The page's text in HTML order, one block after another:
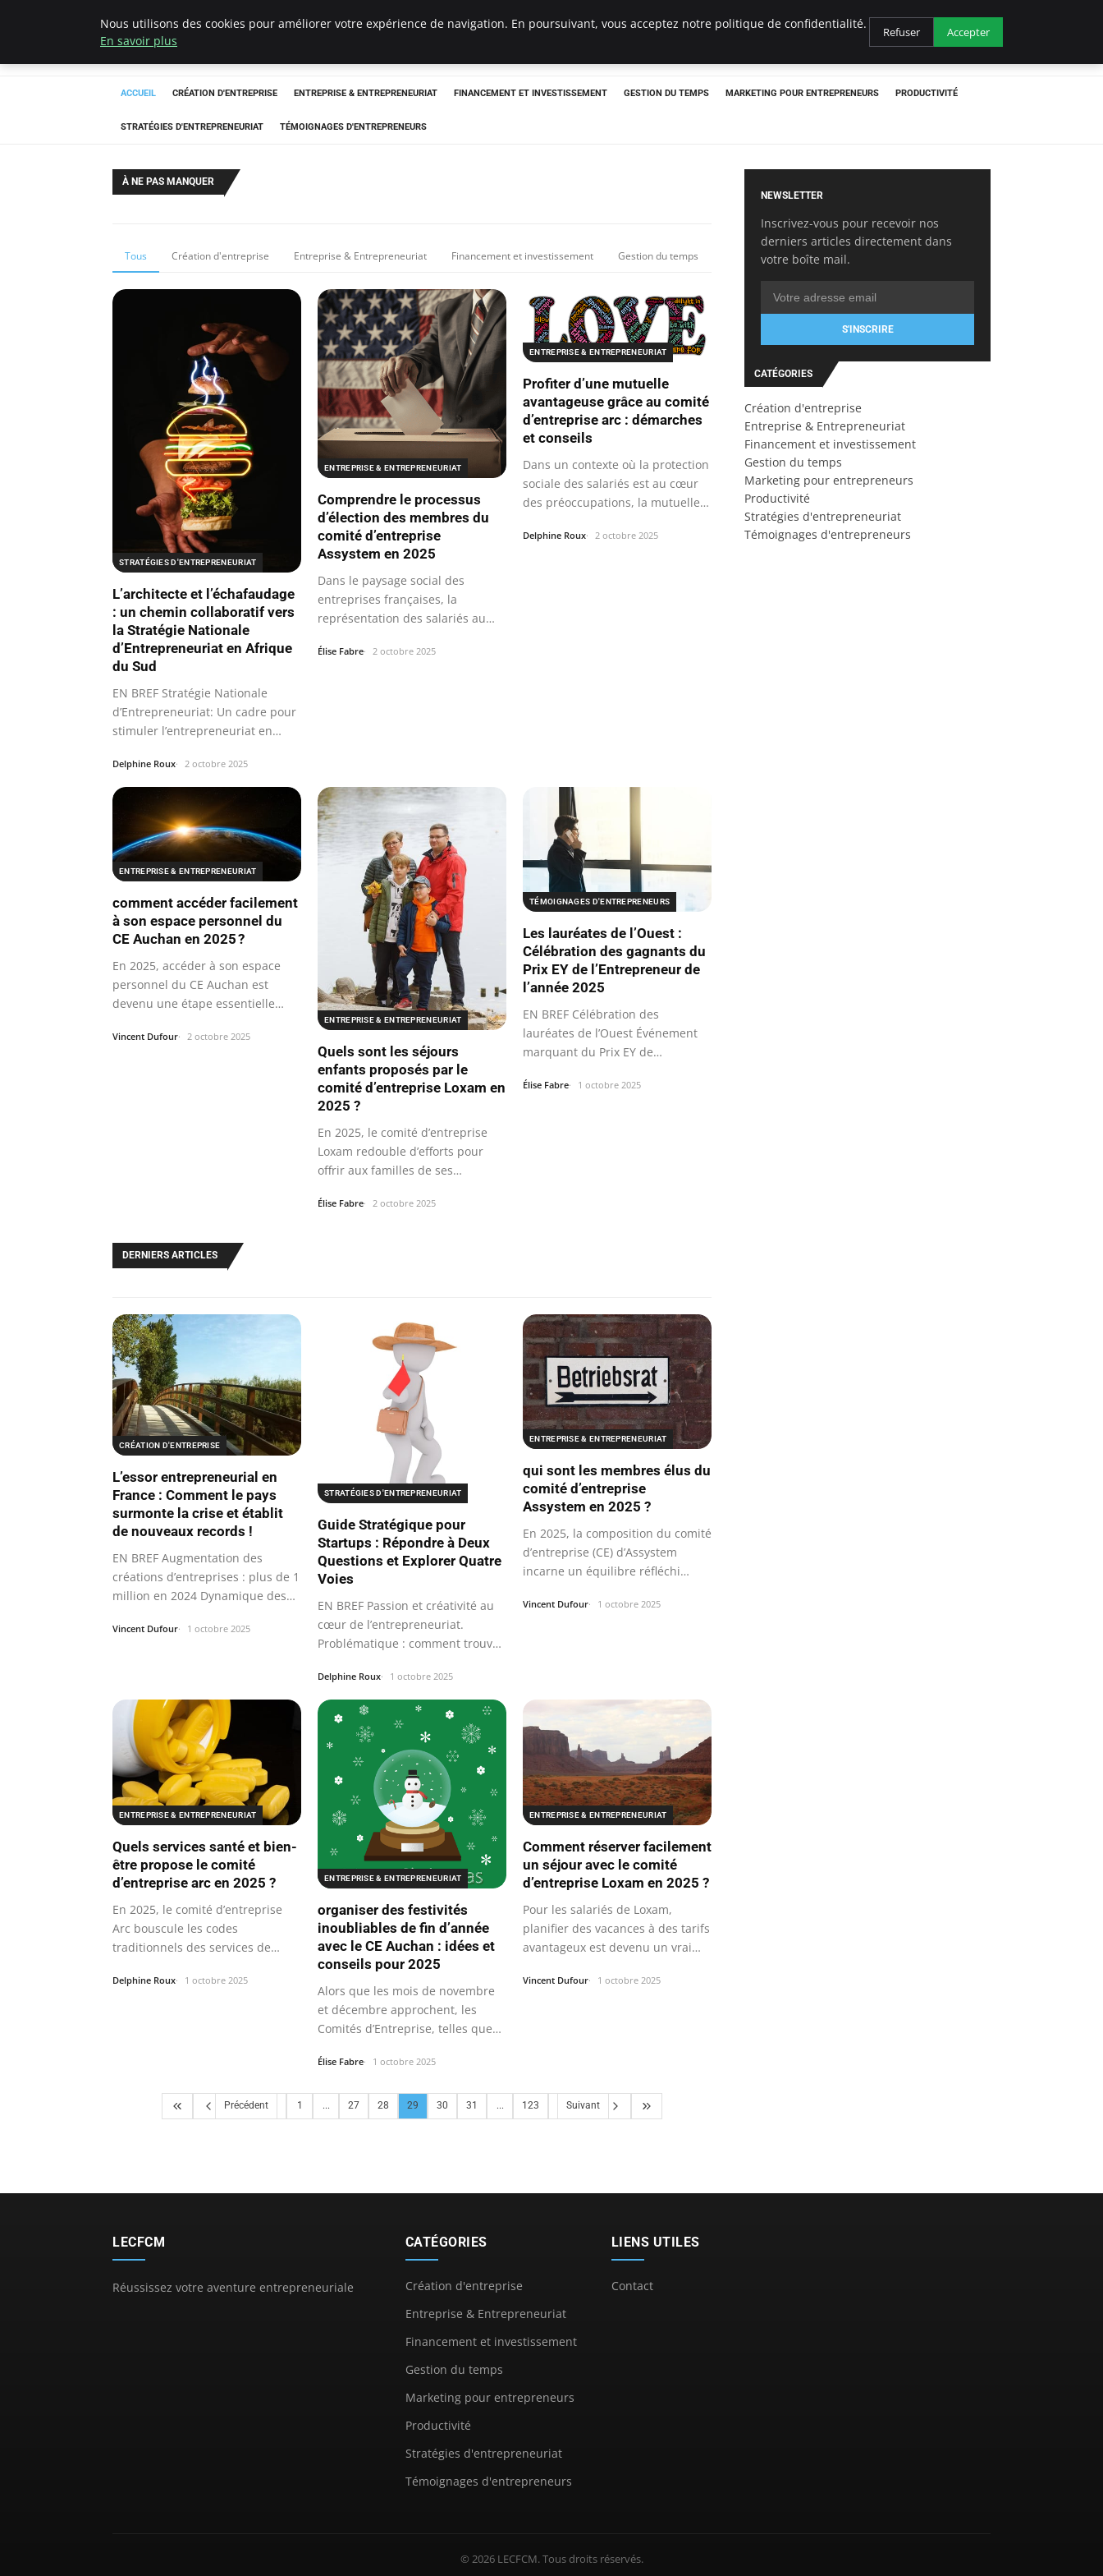
LECFCM
ACCUEIL CRÉATION D'ENTREPRISE ENTREPRISE & ENTREPRENEURIAT FINANCEMENT ET INVESTISSEMENT GESTION DU TEMPS MARKETING POUR ENTREPRENEURS PRODUCTIVITÉ
STRATÉGIES D'ENTREPRENEURIAT TÉMOIGNAGES D'ENTREPRENEURS
À NE PAS MANQUER
Tous Création d'entreprise Entreprise & Entrepreneuriat Financement et investissement Gestion du temps
STRATÉGIES D'ENTREPRENEURIAT
L’architecte et l’échafaudage
: un chemin collaboratif vers
la Stratégie Nationale
d’Entrepreneuriat en Afrique
du Sud
EN BREF Stratégie Nationale
d’Entrepreneuriat: Un cadre pour
stimuler l’entrepreneuriat en
Delphine Roux 2 octobre 2025
ENTREPRISE & ENTREPRENEURIAT
Comprendre le processus
d’élection des membres du
comité d’entreprise
Assystem en 2025
Dans le paysage social des
entreprises françaises, la
représentation des salariés au
Élise Fabre 2 octobre 2025
ENTREPRISE & ENTREPRENEURIAT
Profiter d’une mutuelle
avantageuse grâce au comité
d’entreprise arc : démarches
et conseils
Dans un contexte où la protection
sociale des salariés est au cœur
des préoccupations, la mutuelle…
Delphine Roux 2 octobre 2025
ENTREPRISE & ENTREPRENEURIAT
comment accéder facilement
à son espace personnel du
CE Auchan en 2025 ?
En 2025, accéder à son espace
personnel du CE Auchan est
devenu une étape essentielle
Vincent Dufour 2 octobre 2025
ENTREPRISE & ENTREPRENEURIAT
Quels sont les séjours
enfants proposés par le
comité d’entreprise Loxam en
2025 ?
En 2025, le comité d’entreprise
Loxam redouble d’efforts pour
offrir aux familles de ses
Élise Fabre 2 octobre 2025
TÉMOIGNAGES D'ENTREPRENEURS
Les lauréates de l’Ouest :
Célébration des gagnants du
Prix EY de l’Entrepreneur de
l’année 2025
EN BREF Célébration des
lauréates de l’Ouest Événement
marquant du Prix EY de
Élise Fabre 1 octobre 2025
DERNIERS ARTICLES
CRÉATION D'ENTREPRISE
L’essor entrepreneurial en
France : Comment le pays
surmonte la crise et établit
de nouveaux records !
EN BREF Augmentation des
créations d’entreprises : plus de 1
million en 2024 Dynamique des…
Vincent Dufour 1 octobre 2025
STRATÉGIES D'ENTREPRENEURIAT
Guide Stratégique pour
Startups : Répondre à Deux
Questions et Explorer Quatre
Voies
EN BREF Passion et créativité au
cœur de l’entrepreneuriat.
Problématique : comment trouver
Delphine Roux 1 octobre 2025
ENTREPRISE & ENTREPRENEURIAT
qui sont les membres élus du
comité d’entreprise
Assystem en 2025 ?
En 2025, la composition du comité
d’entreprise (CE) d’Assystem
incarne un équilibre réfléchi
Vincent Dufour 1 octobre 2025
ENTREPRISE & ENTREPRENEURIAT
Quels services santé et bien-
être propose le comité
d’entreprise arc en 2025 ?
En 2025, le comité d’entreprise
Arc bouscule les codes
traditionnels des services de
Delphine Roux 1 octobre 2025
ENTREPRISE & ENTREPRENEURIAT
organiser des festivités
inoubliables de fin d’année
avec le CE Auchan : idées et
conseils pour 2025
Alors que les mois de novembre
et décembre approchent, les
Comités d’Entreprise, telles que
Élise Fabre 1 octobre 2025
ENTREPRISE & ENTREPRENEURIAT
Comment réserver facilement
un séjour avec le comité
d’entreprise Loxam en 2025 ?
Pour les salariés de Loxam,
planifier des vacances à des tarifs
avantageux est devenu un vrai
Vincent Dufour 1 octobre 2025
Précédent 1 ... 27 28 29 30 31 ... 123 Suivant
NEWSLETTER
Inscrivez-vous pour recevoir nos
derniers articles directement dans
votre boîte mail.
S'INSCRIRE
CATÉGORIES
Création d'entreprise
Entreprise & Entrepreneuriat
Financement et investissement
Gestion du temps
Marketing pour entrepreneurs
Productivité
Stratégies d'entrepreneuriat
Témoignages d'entrepreneurs
LECFCM
Réussissez votre aventure entrepreneuriale
CATÉGORIES
Création d'entreprise
Entreprise & Entrepreneuriat
Financement et investissement
Gestion du temps
Marketing pour entrepreneurs
Productivité
Stratégies d'entrepreneuriat
Témoignages d'entrepreneurs
LIENS UTILES
Contact
© 2026 LECFCM. Tous droits réservés.
Nous utilisons des cookies pour améliorer votre expérience de navigation. En poursuivant, vous acceptez notre politique de confidentialité.
En savoir plus
Refuser Accepter